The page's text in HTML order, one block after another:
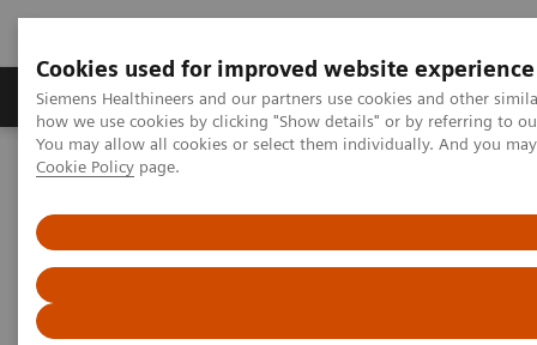
Cookies used for improved website experience
Siemens Healthineers and our partners use cookies and other
how we use cookies by clicking "Show details" or by referring to
You may allow all cookies or select them individually. And you
Cookie Policy page.
Productos y servicios Especialidades clínicas
Home Medical Imaging
Image 87
Image 87